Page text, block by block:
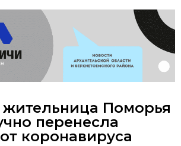
жительница Поморья
перенесла
коронавируса